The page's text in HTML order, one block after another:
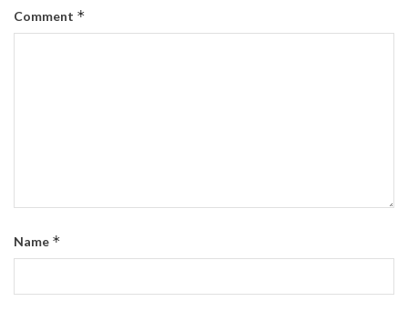
Comment *
Name *